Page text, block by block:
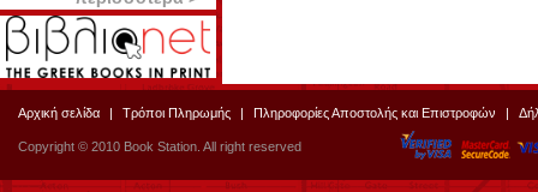
Αρχική σελίδα | Τρόποι Πληρωμής | Πληροφορίες Αποστολής και Επιστροφών |
Copyright © 2010 Book Station. All right reserved